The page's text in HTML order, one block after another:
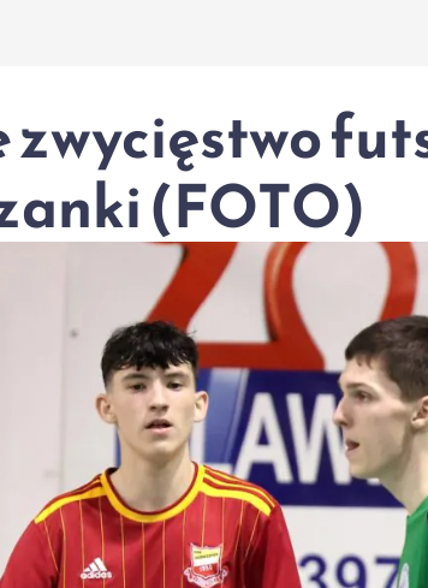
zwycięstwo
(FOTO)